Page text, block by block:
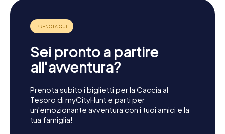
Sei pronto a partire
all'avventura?
Prenota subito i biglietti per la Caccia al
Tesoro di myCityHunt e parti per
un'emozionante avventura con i tuoi amici e la
tua famiglia!